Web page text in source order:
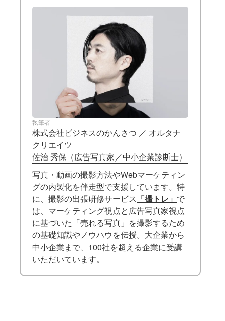
執筆者
株式会社ビジネスのかんさつ ／ オルタナ
クリエイツ
佐治 秀保（広告写真家／中小企業診断士）
写真・動画の撮影方法やWebマーケティン
グの内製化を伴走型で支援しています。特
に、撮影の出張研修サービス 「撮トレ」 で
は、マーケティング視点と広告写真家視点
に基づいた「売れる写真」を撮影するため
の基礎知識やノウハウを伝授。大企業から
中小企業まで、100社を超える企業に受講
いただいています。